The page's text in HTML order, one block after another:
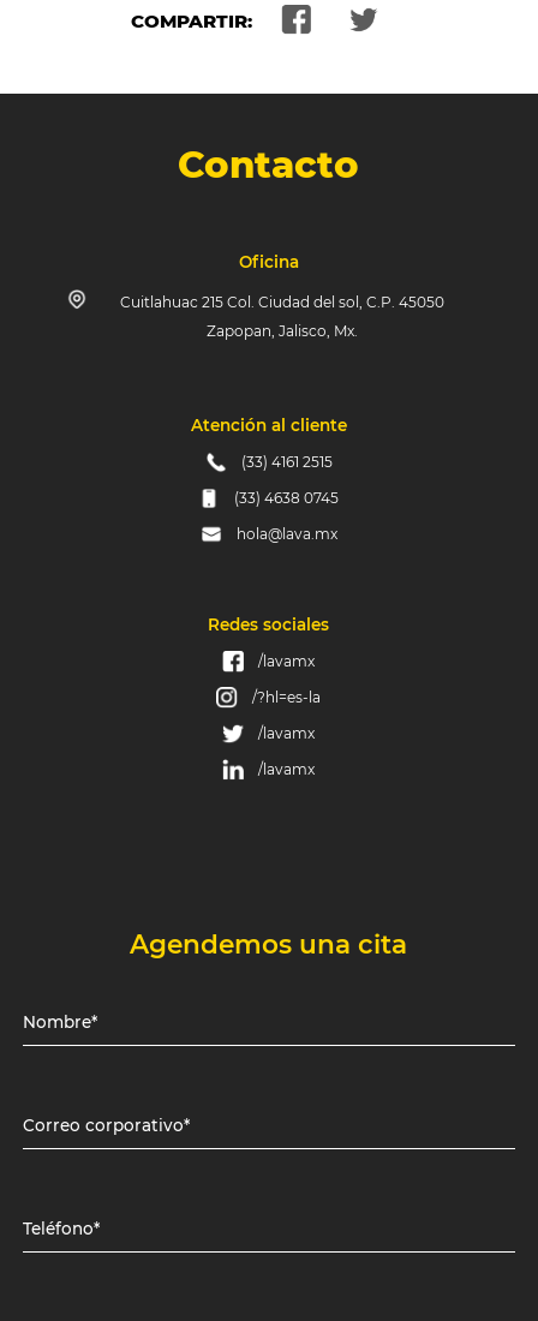
COMPARTIR:
Contacto
Oficina
Cuitlahuac 215 Col. Ciudad del sol, C.P. 45050
Zapopan, Jalisco, Mx.
Atención al cliente
(33) 4161 2515
(33) 4638 0745
hola@lava.mx
Redes sociales
/lavamx
/?hl=es-la
/lavamx
/lavamx
Agendemos una cita
Nombre*
Correo corporativo*
Teléfono*